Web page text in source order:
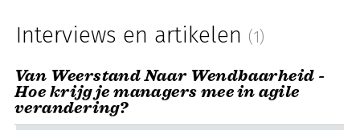
Interviews en artikelen (1)
Van Weerstand Naar Wendbaarheid -
Hoe krijg je managers mee in agile
verandering?